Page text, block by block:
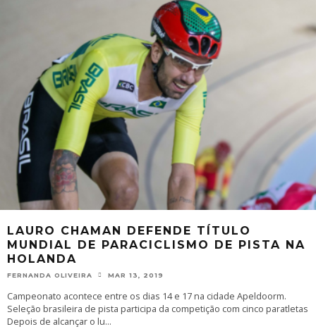
LAURO CHAMAN DEFENDE TÍTULO
MUNDIAL DE PARACICLISMO DE PISTA NA
HOLANDA
FERNANDA OLIVEIRA MAR 13, 2019
Campeonato acontece entre os dias 14 e 17 na cidade Apeldoorm.
Seleção brasileira de pista participa da competição com cinco paratletas
Depois de alcançar o lu...